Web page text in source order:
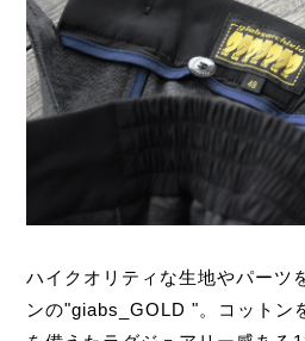
ハイクオリティな生地やパーツ
ンの"giabs_GOLD "。コットン